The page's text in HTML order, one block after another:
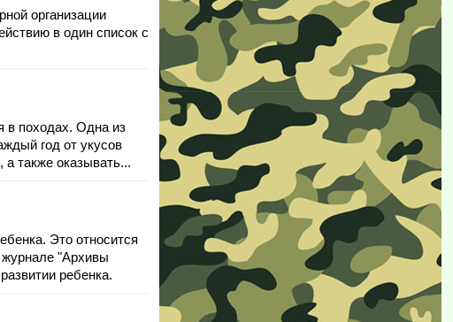
организации
в один список с
в походах. Одна из
год от укусов
также оказывать...
Это относится
"Архивы
ребенка.